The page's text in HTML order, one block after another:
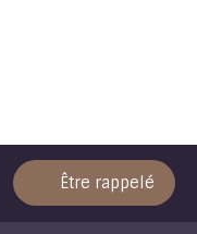
Être rappelé